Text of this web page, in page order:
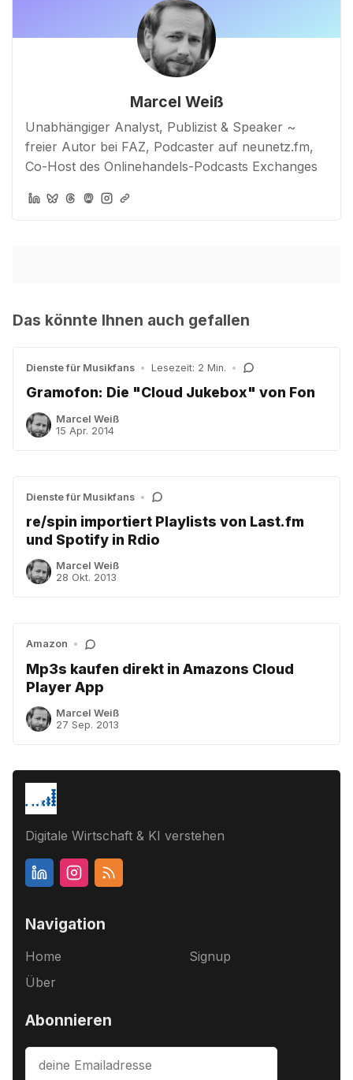
Marcel Weiß
Unabhängiger Analyst, Publizist & Speaker ~
freier Autor bei FAZ, Podcaster auf neunetz.fm,
Co-Host des Onlinehandels-Podcasts Exchanges
Das könnte Ihnen auch gefallen
Dienste für Musikfans • Lesezeit: 2 Min. •
Gramofon: Die "Cloud Jukebox" von Fon
Marcel Weiß
15 Apr. 2014
Dienste für Musikfans •
re/spin importiert Playlists von Last.fm
und Spotify in Rdio
Marcel Weiß
28 Okt. 2013
Amazon •
Mp3s kaufen direkt in Amazons Cloud
Player App
Marcel Weiß
27 Sep. 2013
Digitale Wirtschaft & KI verstehen
Navigation
Home
Über
Signup
Abonnieren